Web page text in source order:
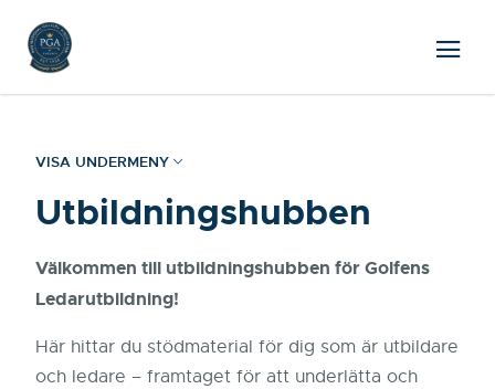
VISA UNDERMENY
Utbildningshubben
Välkommen till utbildningshubben för Golfens
Ledarutbildning!
Här hittar du stödmaterial för dig som är utbildare
och ledare – framtaget för att underlätta och